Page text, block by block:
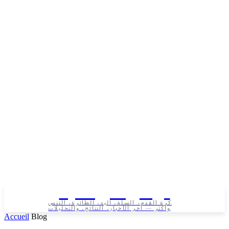
كرة القدم، السلة، اليد، الطائرة، التنس
وأكثر — آخر الأخبار، النتائج، والتحليلات
Accueil Blog